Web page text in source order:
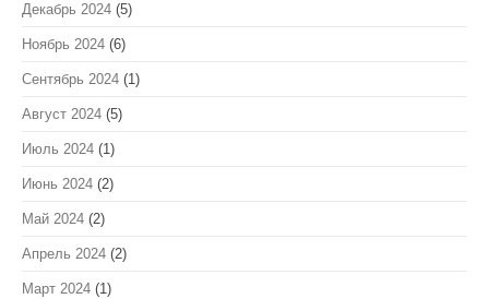
Декабрь 2024 (5)
Ноябрь 2024 (6)
Сентябрь 2024 (1)
Август 2024 (5)
Июль 2024 (1)
Июнь 2024 (2)
Май 2024 (2)
Апрель 2024 (2)
Март 2024 (1)